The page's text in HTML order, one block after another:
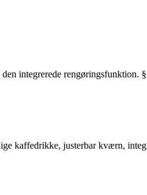
integrerede rengøringsfunktion. §
kaffedrikke, justerbar kværn,